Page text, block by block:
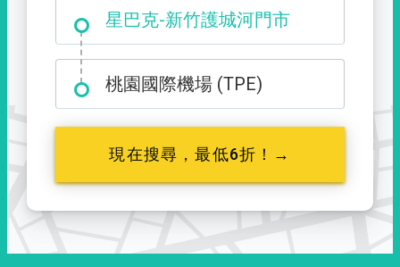
星巴克-新竹護城河門市
大霸尖山登山口
桃園國際機場 (TPE)
現在搜尋，最低6折！→